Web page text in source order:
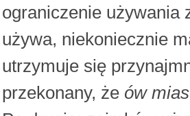
ograniczenie używania
używa, niekoniecznie
utrzymuje się
przekonany, że ów